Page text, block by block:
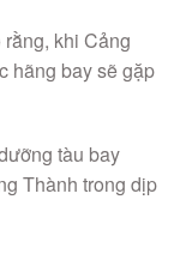
khi Cảng
hãng bay sẽ gặp
tàu bay
Thành trong dịp